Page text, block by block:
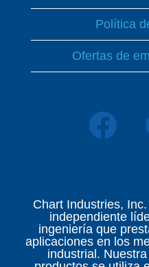
Política
Ofertas de
S
e
n
u
n
a
p
e
n
u
n
a
p
e
Chart Industries,
independiente
ingeniería que
aplicaciones en los
industrial.